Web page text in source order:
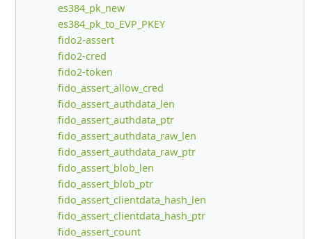
es384_pk_new
es384_pk_to_EVP_PKEY
fido2-assert
fido2-cred
fido2-token
fido_assert_allow_cred
fido_assert_authdata_len
fido_assert_authdata_ptr
fido_assert_authdata_raw_len
fido_assert_authdata_raw_ptr
fido_assert_blob_len
fido_assert_blob_ptr
fido_assert_clientdata_hash_len
fido_assert_clientdata_hash_ptr
fido_assert_count